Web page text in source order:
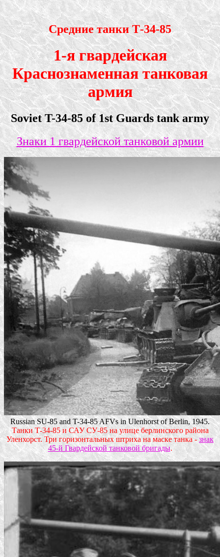
Средние танки Т-34-85
1-я гвардейская
Краснознаменная танковая
армия
Soviet T-34-85 of 1st Guards tank army
Знаки 1 гвардейской танковой армии
Russian SU-85 and T-34-85 AFVs in Ulenhorst of Berlin, 1945.
Танки Т-34-85 и САУ СУ-85 на улице берлинского района
Уленхорст. Три горизонтальных штриха на маске танка - знак
45-й Гвардейской танковой бригады.